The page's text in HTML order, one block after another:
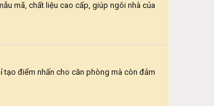
mã, chất liệu cao cấp, giúp ngôi nhà của
điểm nhấn cho căn phòng mà còn đảm